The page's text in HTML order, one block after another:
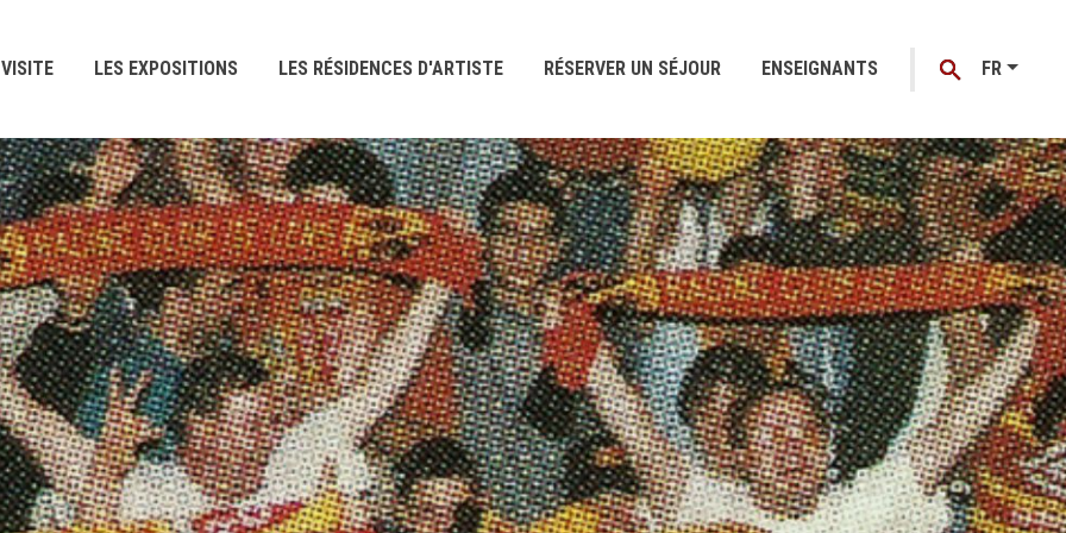
LES EXPOSITIONS LES RÉSIDENCES D'ARTISTE RÉSERVER UN SÉJOUR ENSEIGNANTS FR